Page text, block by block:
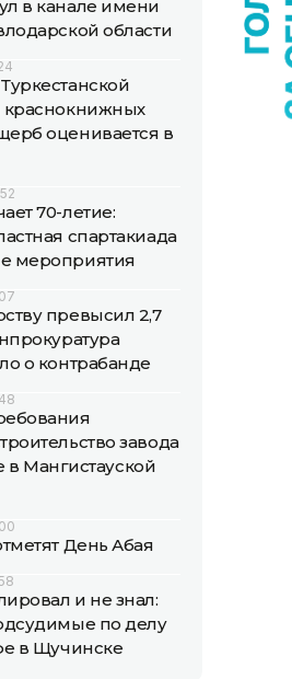
в канале имени
области
краснокнижных
оценивается в
70-летие:
спартакиада
мероприятия
превысил 2,7
о контрабанде
завода
в Мангистауской
День Абая
и не знал:
по делу
в Щучинске